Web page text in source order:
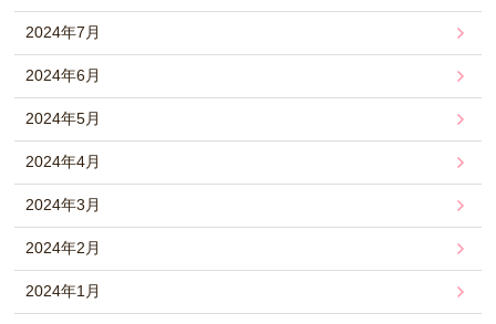
2024年7月
2024年6月
2024年5月
2024年4月
2024年3月
2024年2月
2024年1月